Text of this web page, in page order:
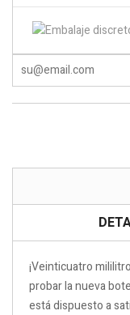
¡Veinticuatro
probar la nueva
está dispuesto a